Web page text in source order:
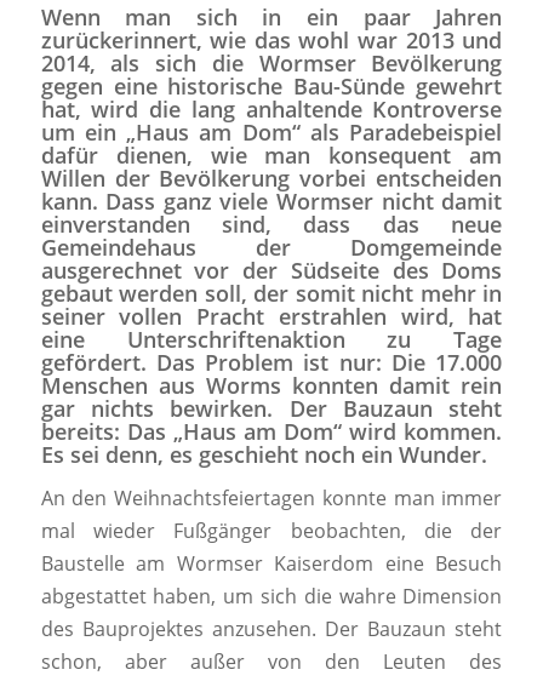
Wenn man sich in ein paar Jahren
zurückerinnert, wie das wohl war 2013 und
2014, als sich die Wormser Bevölkerung
gegen eine historische Bau-Sünde gewehrt
hat, wird die lang anhaltende Kontroverse
um ein „Haus am Dom“ als Paradebeispiel
dafür dienen, wie man konsequent am
Willen der Bevölkerung vorbei entscheiden
kann. Dass ganz viele Wormser nicht damit
einverstanden sind, dass das neue
Gemeindehaus der Domgemeinde
ausgerechnet vor der Südseite des Doms
gebaut werden soll, der somit nicht mehr in
seiner vollen Pracht erstrahlen wird, hat
eine Unterschriftenaktion zu Tage
gefördert. Das Problem ist nur: Die 17.000
Menschen aus Worms konnten damit rein
gar nichts bewirken. Der Bauzaun steht
bereits: Das „Haus am Dom“ wird kommen.
Es sei denn, es geschieht noch ein Wunder.
An den Weihnachtsfeiertagen konnte man immer
mal wieder Fußgänger beobachten, die der
Baustelle am Wormser Kaiserdom eine Besuch
abgestattet haben, um sich die wahre Dimension
des Bauprojektes anzusehen. Der Bauzaun steht
schon, aber außer von den Leuten des